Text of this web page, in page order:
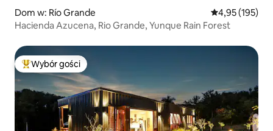
Dom w: Río Grande Średnia
4,95 (195)
Hacienda Azucena, Rio Grande, Yunque Rain Forest
Najpopularniejsze z kategorii Wybór gości
Wybór gości